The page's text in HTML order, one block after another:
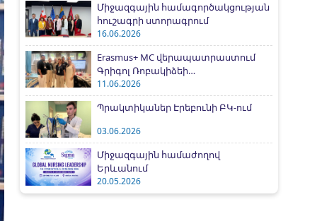
Միջազգային համագործակցության
հուշագրի ստորագրում
16.06.2026
Erasmus+ MC վերապատրաստում
Գրիգոլ Ռոբակիձեի
համալսարանում
11.06.2026
Պրակտիկաներ Էրեբունի ԲԿ-ում
03.06.2026
Միջազգային համաժողով
Երևանում
20.05.2026